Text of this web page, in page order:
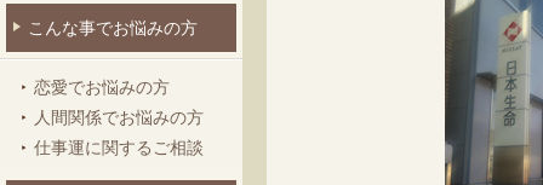
こんな事でお悩みの方
恋愛でお悩みの方
人間関係でお悩みの方
仕事運に関するご相談